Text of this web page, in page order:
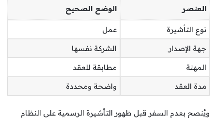
العنصر الوضع الصحيح
نوع التأشيرة عمل
جهة الإصدار الشركة نفسها
المهنة مطابقة للعقد
مدة العقد واضحة ومحددة
ويُنصح بعدم السفر قبل ظهور التأشيرة الرسمية على النظام